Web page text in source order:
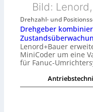
Bild:
Drehzahl- und
Drehgeber
Lenord+Bauer
MiniCoder um eine
für Fanuc-